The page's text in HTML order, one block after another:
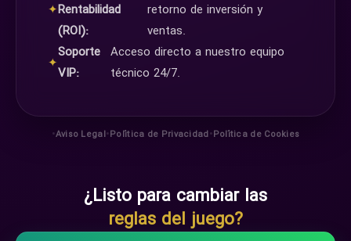
✦Rentabilidad
(ROI):
retorno de inversión y
ventas.
✦
Soporte
VIP:
Acceso directo a nuestro equipo
técnico 24/7.
•Aviso Legal•Política de Privacidad•Política de Cookies
¿Listo para cambiar las
reglas del juego?